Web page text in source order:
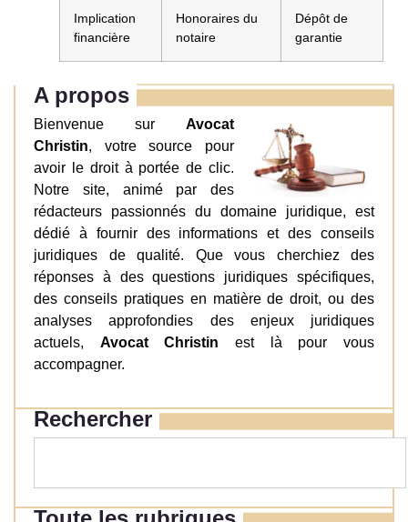
Implication
financière
Honoraires du
notaire
Dépôt de
garantie
A propos
Bienvenue sur Avocat
Christin, votre source pour
avoir le droit à portée de clic.
Notre site, animé par des
rédacteurs passionnés du domaine juridique, est
dédié à fournir des informations et des conseils
juridiques de qualité. Que vous cherchiez des
réponses à des questions juridiques spécifiques,
des conseils pratiques en matière de droit, ou des
analyses approfondies des enjeux juridiques
actuels, Avocat Christin est là pour vous
accompagner.
Rechercher